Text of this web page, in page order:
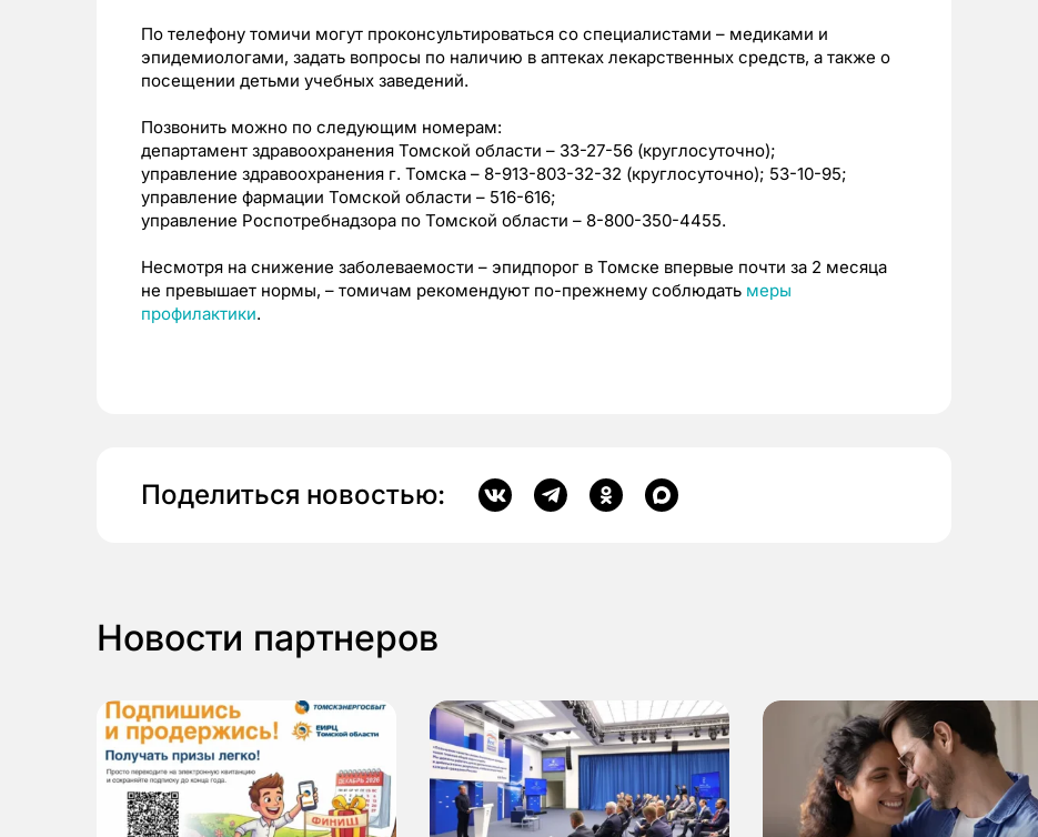
По телефону томичи могут проконсультироваться со специалистами – медиками и
эпидемиологами, задать вопросы по наличию в аптеках лекарственных средств, а также о
посещении детьми учебных заведений.
Позвонить можно по следующим номерам:
департамент здравоохранения Томской области – 33-27-56 (круглосуточно);
управление здравоохранения г. Томска – 8-913-803-32-32 (круглосуточно); 53-10-95;
управление фармации Томской области – 516-616;
управление Роспотребнадзора по Томской области – 8-800-350-4455.
Несмотря на снижение заболеваемости – эпидпорог в Томске впервые почти за 2 месяца
не превышает нормы, – томичам рекомендуют по-прежнему соблюдать меры
профилактики.
Поделиться новостью:
Новости партнеров